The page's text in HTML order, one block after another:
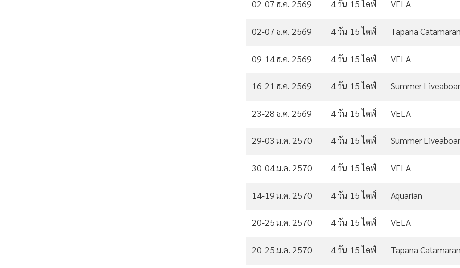
02-07 ธ.ค. 2569 4 วัน 15 ไดฟ์ VELA
02-07 ธ.ค. 2569 4 วัน 15 ไดฟ์ Tapana Catamaran
09-14 ธ.ค. 2569 4 วัน 15 ไดฟ์ VELA
16-21 ธ.ค. 2569 4 วัน 15 ไดฟ์ Summer
23-28 ธ.ค. 2569 4 วัน 15 ไดฟ์ VELA
29-03 ม.ค. 2570 4 วัน 15 ไดฟ์ Summer
30-04 ม.ค. 2570 4 วัน 15 ไดฟ์ VELA
14-19 ม.ค. 2570 4 วัน 15 ไดฟ์ Aquarian
20-25 ม.ค. 2570 4 วัน 15 ไดฟ์ VELA
20-25 ม.ค. 2570 4 วัน 15 ไดฟ์ Tapana Catamaran